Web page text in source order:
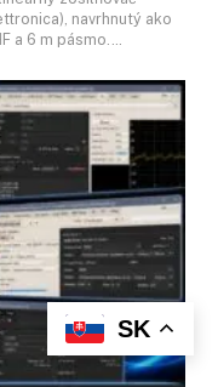
navrhnutý ako
a 6 m pásmo.…
SK